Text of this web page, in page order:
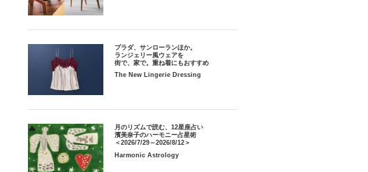
プラダ、サンローランほか。
ランジェリー風ウェアを
街で、家で。重ね着にもおすすめ
The New Lingerie Dressing
月のリズムで読む、12星座占い
濱美奈子のハーモニー占星術
＜2026/7/29～2026/8/12＞
Harmonic Astrology